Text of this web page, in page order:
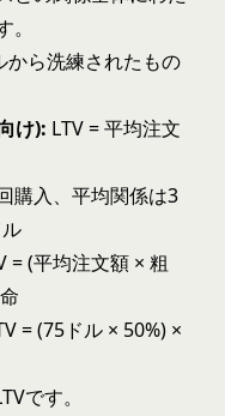
から洗練されたもの
け): LTV = 平均注文
購入、平均関係は3
= (平均注文額 × 粗
= (75ドル × 50%) ×
です。